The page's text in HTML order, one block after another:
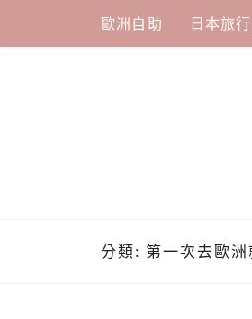
content
歐洲自助 日本旅行
分類: 第一次去歐洲